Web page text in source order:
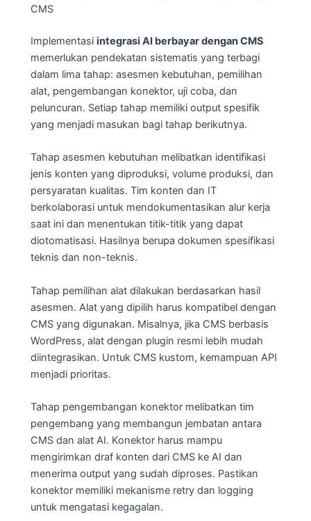
CMS
Implementasi integrasi AI berbayar dengan CMS
memerlukan pendekatan sistematis yang terbagi
dalam lima tahap: asesmen kebutuhan, pemilihan
alat, pengembangan konektor, uji coba, dan
peluncuran. Setiap tahap memiliki output spesifik
yang menjadi masukan bagi tahap berikutnya.
Tahap asesmen kebutuhan melibatkan identifikasi
jenis konten yang diproduksi, volume produksi, dan
persyaratan kualitas. Tim konten dan IT
berkolaborasi untuk mendokumentasikan alur kerja
saat ini dan menentukan titik-titik yang dapat
diotomatisasi. Hasilnya berupa dokumen spesifikasi
teknis dan non-teknis.
Tahap pemilihan alat dilakukan berdasarkan hasil
asesmen. Alat yang dipilih harus kompatibel dengan
CMS yang digunakan. Misalnya, jika CMS berbasis
WordPress, alat dengan plugin resmi lebih mudah
diintegrasikan. Untuk CMS kustom, kemampuan API
menjadi prioritas.
Tahap pengembangan konektor melibatkan tim
pengembang yang membangun jembatan antara
CMS dan alat AI. Konektor harus mampu
mengirimkan draf konten dari CMS ke AI dan
menerima output yang sudah diproses. Pastikan
konektor memiliki mekanisme retry dan logging
untuk mengatasi kegagalan.